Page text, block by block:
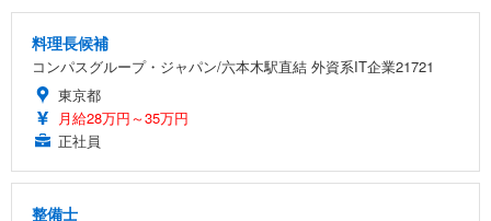
料理長候補
コンパスグループ・ジャパン/六本木駅直結 外資系IT企業21721
東京都
月給28万円～35万円
正社員
整備士